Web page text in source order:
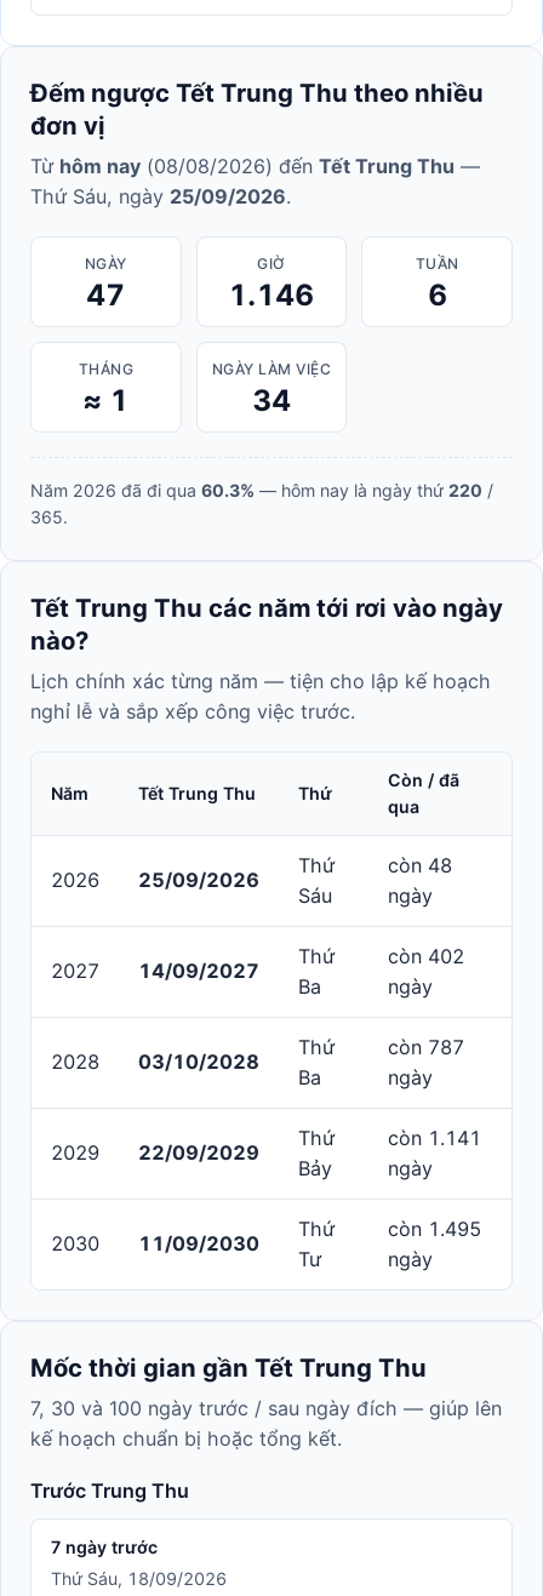
Đếm ngược Tết Trung Thu theo nhiều
đơn vị
Từ hôm nay (08/08/2026) đến Tết Trung Thu —
Thứ Sáu, ngày 25/09/2026.
NGÀY
47
GIỜ
1.146
TUẦN
6
THÁNG
≈ 1
NGÀY LÀM VIỆC
34
Năm 2026 đã đi qua 60.3% — hôm nay là ngày thứ 220 /
365.
Tết Trung Thu các năm tới rơi vào ngày
nào?
Lịch chính xác từng năm — tiện cho lập kế hoạch
nghỉ lễ và sắp xếp công việc trước.
Năm Tết Trung Thu Thứ
Còn / đã
qua
2026 25/09/2026
Thứ
Sáu
còn 48
ngày
2027 14/09/2027
Thứ
Ba
còn 402
ngày
2028 03/10/2028
Thứ
Ba
còn 787
ngày
2029 22/09/2029
Thứ
Bảy
còn 1.141
ngày
2030 11/09/2030
Thứ
Tư
còn 1.495
ngày
Mốc thời gian gần Tết Trung Thu
7, 30 và 100 ngày trước / sau ngày đích — giúp lên
kế hoạch chuẩn bị hoặc tổng kết.
Trước Trung Thu
7 ngày trước
Thứ Sáu, 18/09/2026